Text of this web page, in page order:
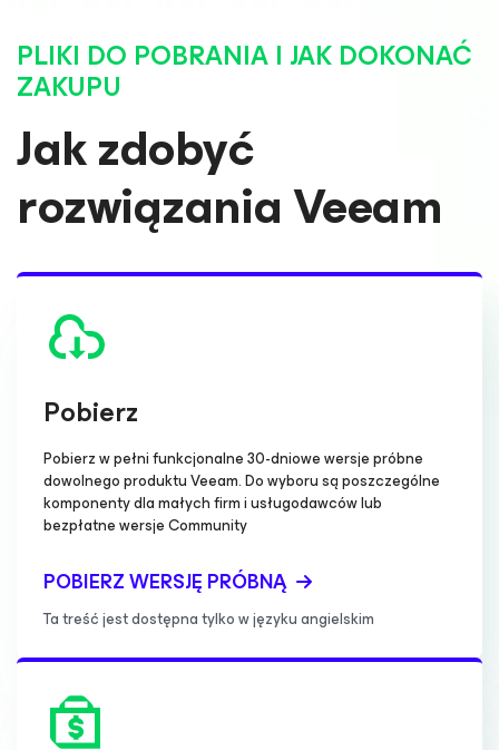
PLIKI DO POBRANIA I JAK DOKONAĆ
ZAKUPU
Jak zdobyć
rozwiązania Veeam
Pobierz
Pobierz w pełni funkcjonalne 30-dniowe wersje próbne
dowolnego produktu Veeam. Do wyboru są poszczególne
komponenty dla małych firm i usługodawców lub
bezpłatne wersje Community
POBIERZ WERSJĘ PRÓBNĄ
Ta treść jest dostępna tylko w języku angielskim